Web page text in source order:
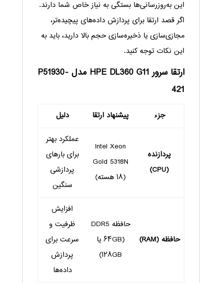
این به‌روزرسانی‌ها بستگی به نیاز خاص شما دارند.
اگر قصد ارتقا برای پردازش داده‌های پیچیده‌تر،
مجازی‌سازی یا ذخیره‌سازی حجم بالا دارید، باید به
این نکات توجه کنید.
ارتقا سرور HPE DL360 G11 مدل P51930-
421
جزء پیشنهاد ارتقا دلیل
پردازنده
(CPU)
Intel Xeon
Gold 5318N
(۱۸ هسته)
عملکرد بهتر
برای بارهای
پردازشی
سنگین
حافظه (RAM)
حافظه DDR5
(۶۴GB یا
۱۲۸GB)
افزایش
ظرفیت و
سرعت برای
پردازش
داده‌ها